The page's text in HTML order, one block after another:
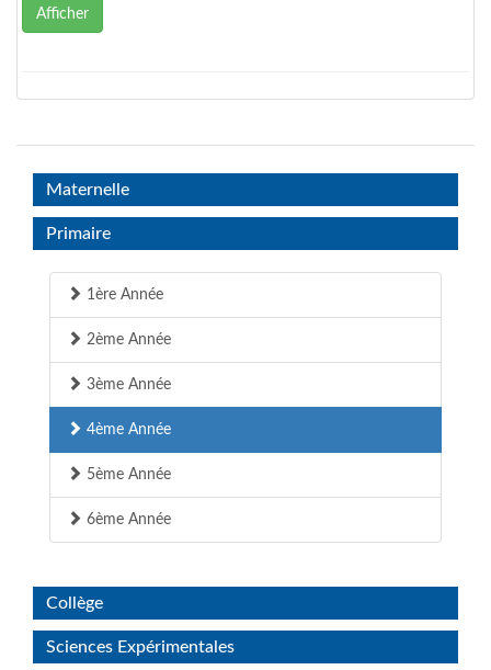
Afficher
Maternelle
Primaire
1ère Année
2ème Année
3ème Année
4ème Année
5ème Année
6ème Année
Collège
Sciences Expérimentales